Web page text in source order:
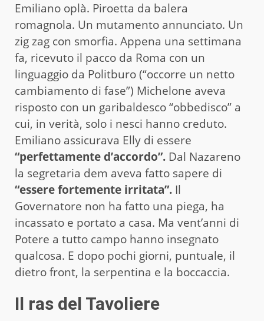
Emiliano oplà. Piroetta da balera
romagnola. Un mutamento annunciato. Un
zig zag con smorfia. Appena una settimana
fa, ricevuto il pacco da Roma con un
linguaggio da Politburo (“occorre un netto
cambiamento di fase”) Michelone aveva
risposto con un garibaldesco “obbedisco” a
cui, in verità, solo i nesci hanno creduto.
Emiliano assicurava Elly di essere
“perfettamente d’accordo”. Dal Nazareno
la segretaria dem aveva fatto sapere di
“essere fortemente irritata”. Il
Governatore non ha fatto una piega, ha
incassato e portato a casa. Ma vent’anni di
Potere a tutto campo hanno insegnato
qualcosa. E dopo pochi giorni, puntuale, il
dietro front, la serpentina e la boccaccia.
Il ras del Tavoliere